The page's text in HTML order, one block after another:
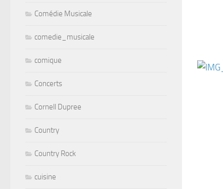
Comédie Musicale
comedie_musicale
comique
Concerts
Cornell Dupree
Country
Country Rock
cuisine